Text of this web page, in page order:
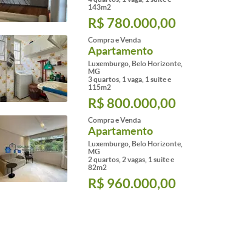
143m2
R$ 780.000,00
Compra e Venda
Apartamento
Luxemburgo, Belo Horizonte,
MG
3 quartos, 1 vaga, 1 suite e
115m2
R$ 800.000,00
Compra e Venda
Apartamento
Luxemburgo, Belo Horizonte,
MG
2 quartos, 2 vagas, 1 suite e
82m2
R$ 960.000,00